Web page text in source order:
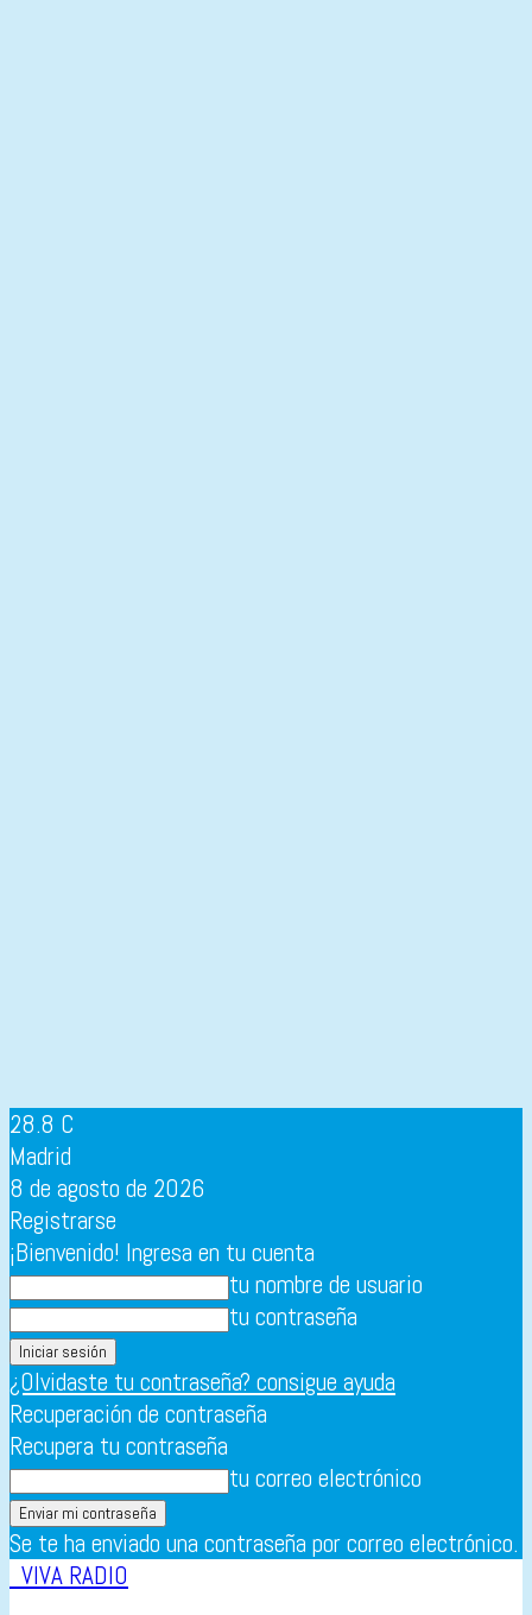
28.8 C
Madrid
8 de agosto de 2026
Registrarse
¡Bienvenido! Ingresa en tu cuenta
tu nombre de usuario
tu contraseña
¿Olvidaste tu contraseña? consigue ayuda
Recuperación de contraseña
Recupera tu contraseña
tu correo electrónico
Se te ha enviado una contraseña por correo electrónico.
VIVA RADIO